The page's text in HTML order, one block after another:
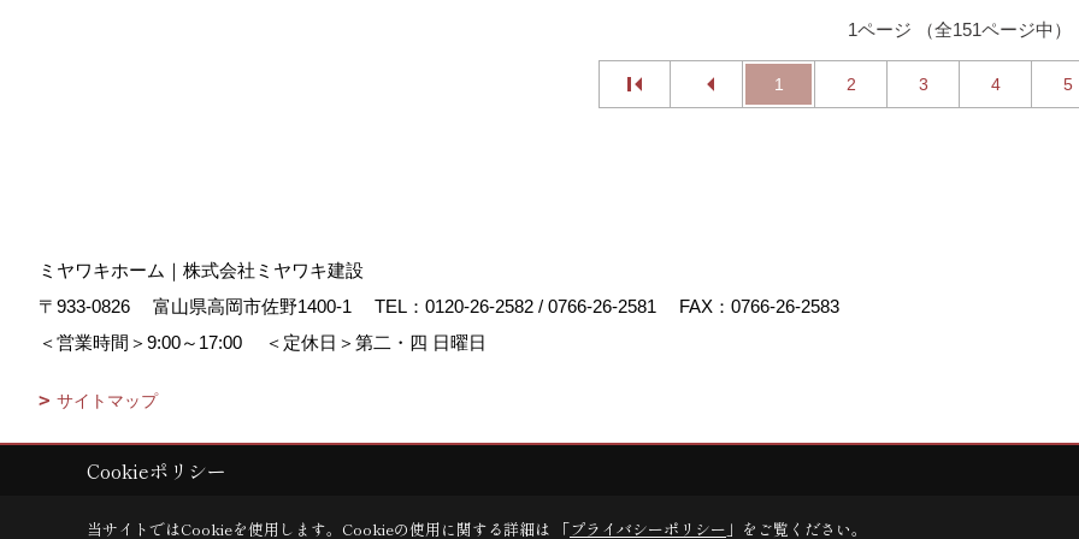
1ページ （全151ページ中）
1 2 3 4 5
ミヤワキホーム｜株式会社ミヤワキ建設
〒933-0826
富山県高岡市佐野1400-1 TEL： 0120-26-2582 / 0766-26-2581
FAX：0766-26-2583
＜営業時間＞9:00～17:00
＜定休日＞第二・四 日曜日
サイトマップ
Copyright (c) MIYAWAKI HOME. All Rights Reserved.
Cookieポリシー
当サイトではCookieを使用します。 Cookieの使用に関する詳細は 「プライバシーポリシー 」をご覧ください。